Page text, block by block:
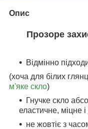
Опис
Прозоре
Відмінно
(хоча для білих
м'яке скло)
Гнучке скло
еластичне, міцне і
не жовтіє з